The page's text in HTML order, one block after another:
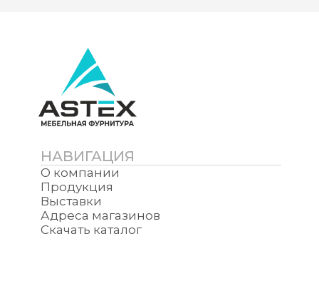
НАВИГАЦИЯ
О компании
Продукция
Выставки
Адреса магазинов
Скачать каталог